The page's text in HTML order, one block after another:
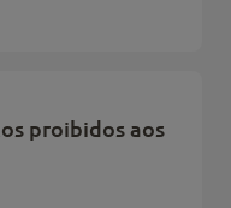
proibidos aos